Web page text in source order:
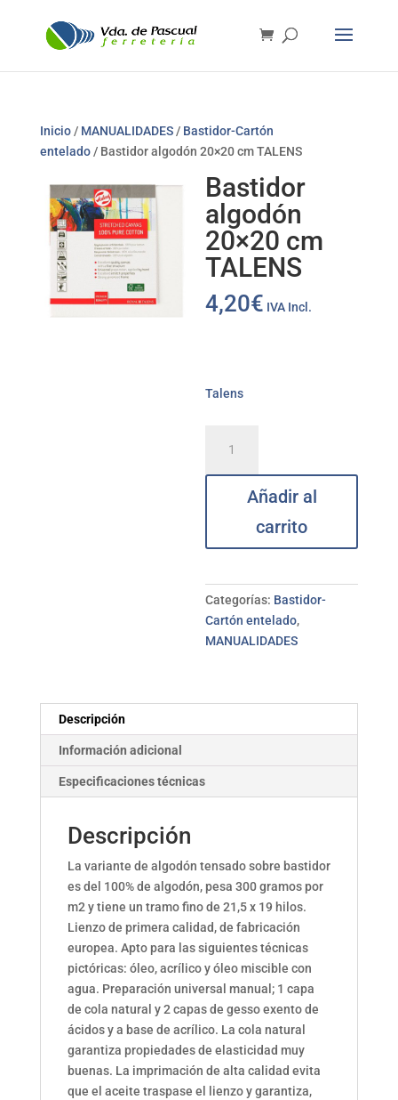
Inicio/ MANUALIDADES/ Bastidor-Cartón
entelado/ Bastidor algodón 20×20 cm TALENS
Bastidor
algodón
20×20 cm
TALENS
4,20€ IVA Incl.
Talens
algodón
20x20
Añadir al
carrito
Categorías: Bastidor-
Cartón entelado,
MANUALIDADES
Descripción
Información adicional
Especificaciones técnicas
Descripción
La variante de algodón tensado sobre bastidor
es del 100% de algodón, pesa 300 gramos por
m2 y tiene un tramo fino de 21,5 x 19 hilos.
Lienzo de primera calidad, de fabricación
europea. Apto para las siguientes técnicas
pictóricas: óleo, acrílico y óleo miscible con
agua. Preparación universal manual; 1 capa
de cola natural y 2 capas de gesso exento de
ácidos y a base de acrílico. La cola natural
garantiza propiedades de elasticidad muy
buenas. La imprimación de alta calidad evita
que el aceite traspase el lienzo y garantiza,